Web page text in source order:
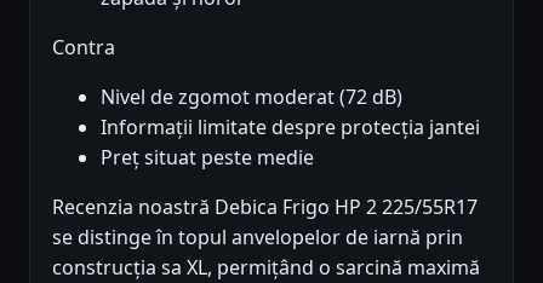
Contra
Nivel de zgomot moderat (72 dB)
Informații limitate despre protecția jantei
Preț situat peste medie
Recenzia noastră Debica Frigo HP 2 225/55R17
se distinge în topul anvelopelor de iarnă prin
construcția sa XL, permițând o sarcină maximă